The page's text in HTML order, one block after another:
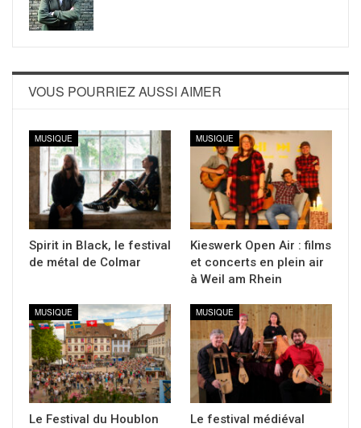
VOUS POURRIEZ AUSSI AIMER
MUSIQUE
Spirit in Black, le festival
de métal de Colmar
MUSIQUE
Kieswerk Open Air : films
et concerts en plein air
à Weil am Rhein
MUSIQUE
Le Festival du Houblon
MUSIQUE
Le festival médiéval